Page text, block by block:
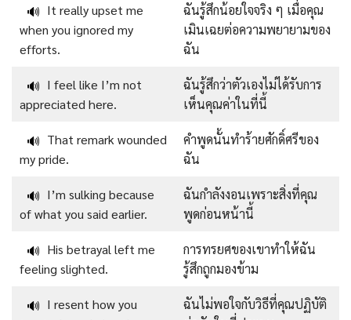
🔊 It really upset me
when you ignored my
efforts.
ฉันรู้สึกน้อยใจจริง ๆ เมื่อคุณ
เมินเฉยต่อความพยายามของ
ฉัน
🔊 I feel like I’m not
appreciated here.
ฉันรู้สึกว่าตัวเองไม่ได้รับการ
เห็นคุณค่าในที่นี้
🔊 That remark wounded
my pride.
คำพูดนั้นทำร้ายศักดิ์ศรีของ
ฉัน
🔊 I’m sulking because
of what you said earlier.
ฉันกำลังงอนเพราะสิ่งที่คุณ
พูดก่อนหน้านี้
🔊 His betrayal left me
feeling slighted.
การทรยศของเขาทำให้ฉัน
รู้สึกถูกมองข้าม
🔊 I resent how you
ฉันไม่พอใจกับวิธีที่คุณปฏิบัติ